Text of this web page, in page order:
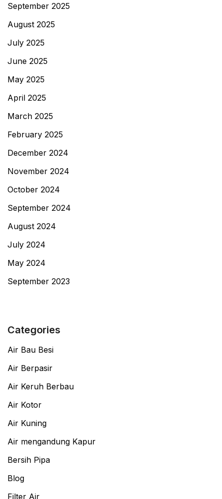
September 2025
August 2025
July 2025
June 2025
May 2025
April 2025
March 2025
February 2025
December 2024
November 2024
October 2024
September 2024
August 2024
July 2024
May 2024
September 2023
Categories
Air Bau Besi
Air Berpasir
Air Keruh Berbau
Air Kotor
Air Kuning
Air mengandung Kapur
Bersih Pipa
Blog
Filter Air